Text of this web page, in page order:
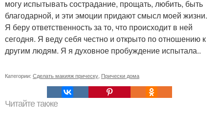
могу испытывать сострадание, прощать, любить, быть
благодарной, и эти эмоции придают смысл моей жизни.
Я беру ответственность за то, что происходит в ней
сегодня. Я веду себя честно и открыто по отношению к
другим людям. Я я духовное пробуждение испытала..
Категории: Сделать макияж прическу Прически дома
Читайте также